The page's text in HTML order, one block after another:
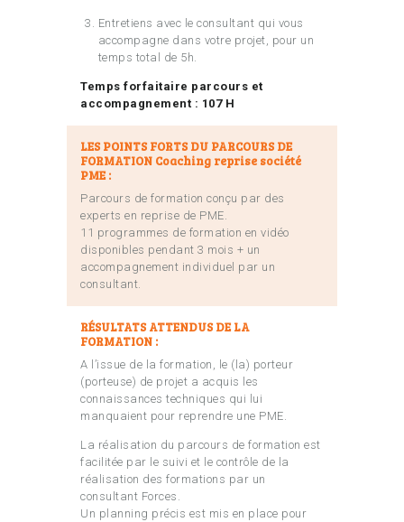
Entretiens avec le consultant qui vous
accompagne dans votre projet, pour un
temps total de 5h.
Temps forfaitaire parcours et
accompagnement : 107 H
LES POINTS FORTS DU PARCOURS DE
FORMATION Coaching reprise société
PME :
Parcours de formation conçu par des
experts en reprise de PME.
11 programmes de formation en vidéo
disponibles pendant 3 mois + un
accompagnement individuel par un
consultant.
RÉSULTATS ATTENDUS DE LA
FORMATION :
A l’issue de la formation, le (la) porteur
(porteuse) de projet a acquis les
connaissances techniques qui lui
manquaient pour reprendre une PME.
La réalisation du parcours de formation est
facilitée par le suivi et le contrôle de la
réalisation des formations par un
consultant Forces.
Un planning précis est mis en place pour